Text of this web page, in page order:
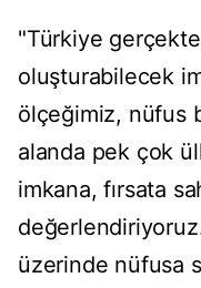
"Türkiye
oluşturabilecek
ölçeğimiz, nüfus
alanda pek çok
imkana, fırsata
üzerinde nüfusa